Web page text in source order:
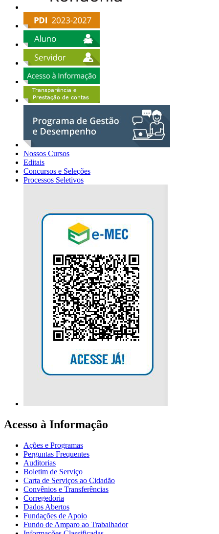
Nossos Cursos
Editais
Concursos e Seleções
Processos Seletivos
Acesso à Informação
Ações e Programas
Perguntas Frequentes
Auditorias
Boletim de Serviço
Carta de Serviços ao Cidadão
Convênios e Transferências
Corregedoria
Dados Abertos
Fundações de Apoio
Fundo de Amparo ao Trabalhador